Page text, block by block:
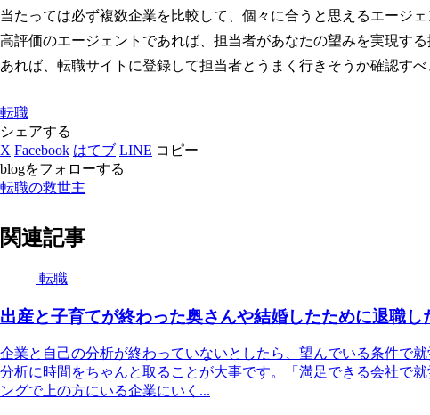
当たっては必ず複数企業を比較して、個々に合うと思えるエージ
高評価のエージェントであれば、担当者があなたの望みを実現す
あれば、転職サイトに登録して担当者とうまく行きそうか確認すべ
転職
シェアする
X Facebook はてブ LINE コピー
blogをフォローする
転職の救世主
関連記事
転職
出産と子育てが終わった奥さんや結婚したために退職し
企業と自己の分析が終わっていないとしたら、望んでいる条件で
分析に時間をちゃんと取ることが大事です。「満足できる会社で
ングで上の方にいる企業にいく...